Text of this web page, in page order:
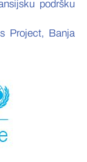
podršku
Project, Banja